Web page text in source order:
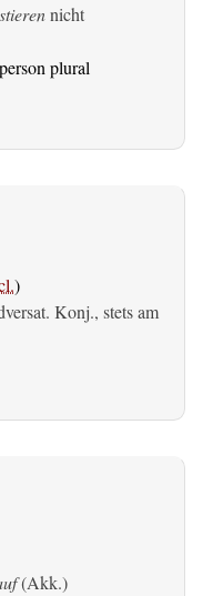
nicht
plural
)
Konj., stets am
(Akk.)